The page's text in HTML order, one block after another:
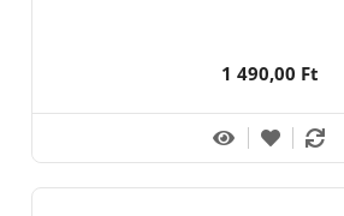
1 490,00 Ft